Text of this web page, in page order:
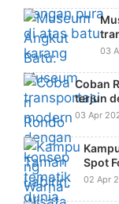
03
Coban
terjun
03 Apr
Spot
Kreatif
02 Apr